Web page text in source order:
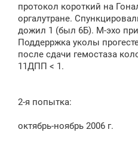
протокол короткий на
оргалутране.
дожил 1 (был 6Б). М-эхо
Поддерржка уколы
после сдачи гемостаза
11ДПП < 1.
2-я попытка:
октябрь-ноябрь 2006 г.